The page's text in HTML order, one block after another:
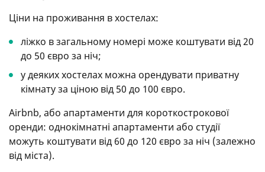
Ціни на проживання в хостелах:
ліжко в загальному номері може коштувати від 20
до 50 євро за ніч;
у деяких хостелах можна орендувати приватну
кімнату за ціною від 50 до 100 євро.
Airbnb, або апартаменти для короткострокової
оренди: однокімнатні апартаменти або студії
можуть коштувати від 60 до 120 євро за ніч (залежно
від міста).